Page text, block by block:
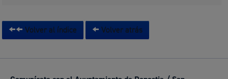
Volver al índice Volver atrás